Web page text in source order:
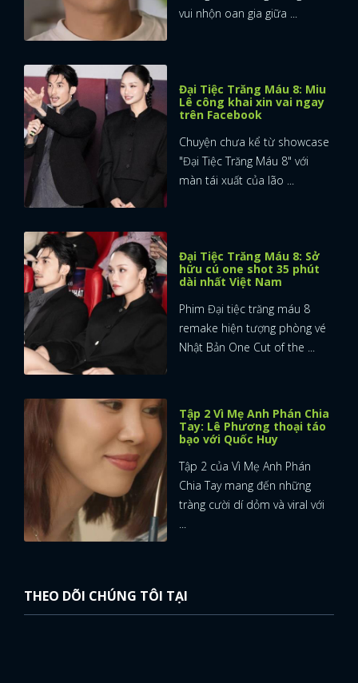
vui nhộn oan gia giữa ...
Đại Tiệc Trăng Máu 8: Miu
Lê công khai xin vai ngay
trên Facebook
Chuyện chưa kể từ showcase
"Đại Tiệc Trăng Máu 8" với
màn tái xuất của lão ...
Đại Tiệc Trăng Máu 8: Sở
hữu cú one shot 35 phút
dài nhất Việt Nam
Phim Đại tiệc trăng máu 8
remake hiện tượng phòng vé
Nhật Bản One Cut of the ...
Tập 2 Vì Mẹ Anh Phán Chia
Tay: Lê Phương thoại táo
bạo với Quốc Huy
Tập 2 của Vì Mẹ Anh Phán
Chia Tay mang đến những
tràng cười dí dỏm và viral với
...
THEO DÕI CHÚNG TÔI TẠI